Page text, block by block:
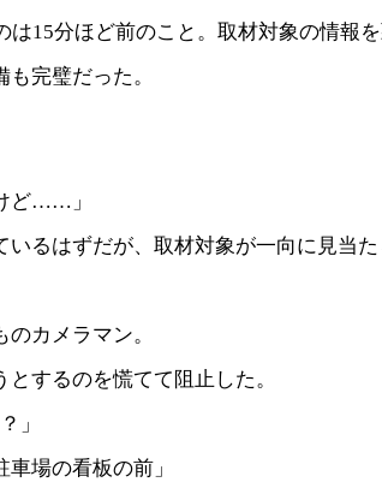
は15分ほど前のこと。取材対象の情報
完璧だった。
ど……」
るはずだが、取材対象が一向に見当
カメラマン。
するのを慌てて阻止した。
」
車場の看板の前」